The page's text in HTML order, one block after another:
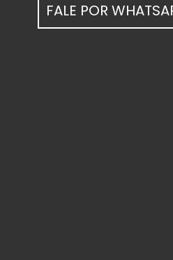
FALE POR